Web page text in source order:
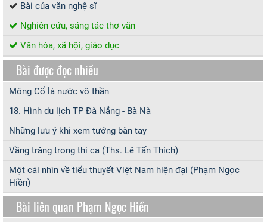
Bài của văn nghệ sĩ
Nghiên cứu, sáng tác thơ văn
Văn hóa, xã hội, giáo dục
Bài được đọc nhiều
Mông Cổ là nước vô thần
18. Hình du lịch TP Đà Nẵng - Bà Nà
Những lưu ý khi xem tướng bàn tay
Vầng trăng trong thi ca (Ths. Lê Tấn Thích)
Một cái nhìn về tiểu thuyết Việt Nam hiện đại (Phạm Ngọc
Hiền)
Bài liên quan Phạm Ngọc Hiền